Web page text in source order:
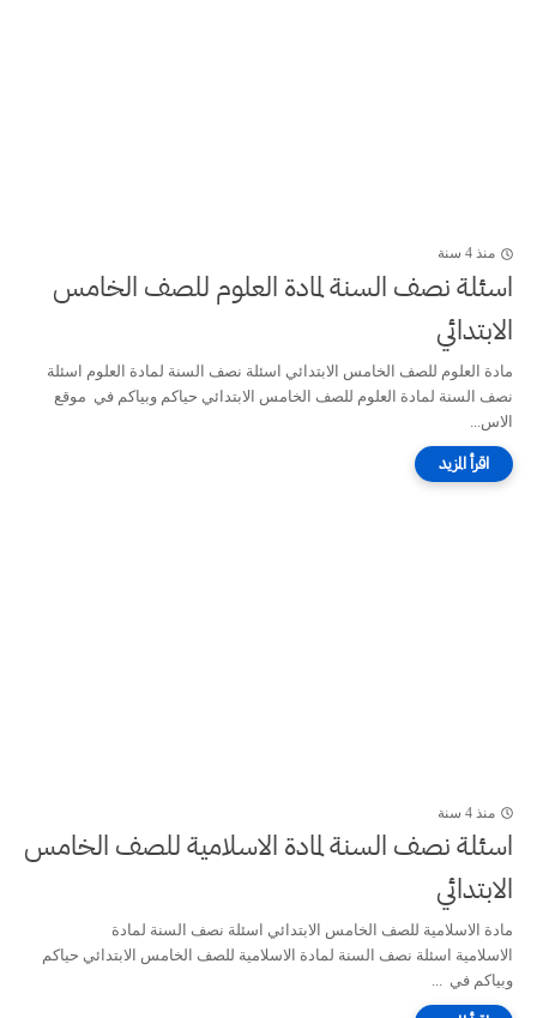
منذ 4 سنة
اسئلة نصف السنة لمادة العلوم للصف الخامس
الابتدائي
مادة العلوم للصف الخامس الابتدائي اسئلة نصف السنة لمادة العلوم اسئلة
نصف السنة لمادة العلوم للصف الخامس الابتدائي حياكم وبياكم في موقع
الاس...
منذ 4 سنة
اسئلة نصف السنة لمادة الاسلامية للصف الخامس
الابتدائي
مادة الاسلامية للصف الخامس الابتدائي اسئلة نصف السنة لمادة
الاسلامية اسئلة نصف السنة لمادة الاسلامية للصف الخامس الابتدائي حياكم
وبياكم في ...